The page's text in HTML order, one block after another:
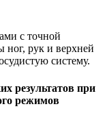
с точной
ног, рук и верхней
систему.
результатов при
режимов